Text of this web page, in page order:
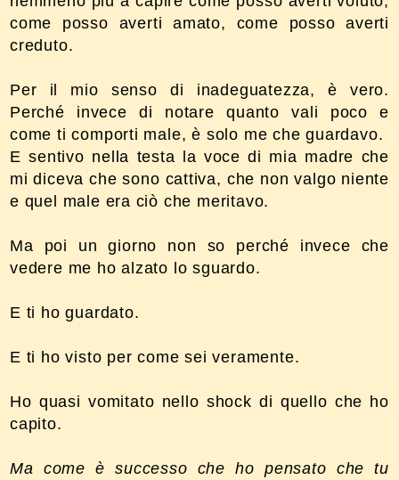
come posso averti amato, come posso averti
creduto.
Per il mio senso di inadeguatezza, è vero.
Perché invece di notare quanto vali poco e
come ti comporti male, è solo me che guardavo.
E sentivo nella testa la voce di mia madre che
mi diceva che sono cattiva, che non valgo niente
e quel male era ciò che meritavo.
Ma poi un giorno non so perché invece che
vedere me ho alzato lo sguardo.
E ti ho guardato.
E ti ho visto per come sei veramente.
Ho quasi vomitato nello shock di quello che ho
capito.
Ma come è successo che ho pensato che tu